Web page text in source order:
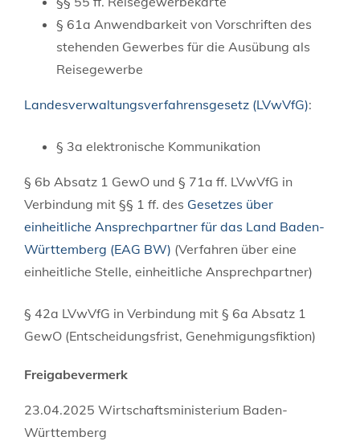
§ 61a Anwendbarkeit von Vorschriften des
stehenden Gewerbes für die Ausübung als
Reisegewerbe
Landesverwaltungsverfahrensgesetz (LVwVfG):
§ 3a elektronische Kommunikation
§ 6b Absatz 1 GewO und § 71a ff. LVwVfG in
Verbindung mit §§ 1 ff. des Gesetzes über
einheitliche Ansprechpartner für das Land Baden-
Württemberg (EAG BW) (Verfahren über eine
einheitliche Stelle, einheitliche Ansprechpartner)
§ 42a LVwVfG in Verbindung mit § 6a Absatz 1
GewO (Entscheidungsfrist, Genehmigungsfiktion)
Freigabevermerk
23.04.2025 Wirtschaftsministerium Baden-
Württemberg